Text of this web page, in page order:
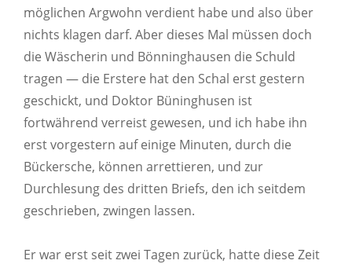
möglichen Argwohn verdient habe und also über
nichts klagen darf. Aber dieses Mal müssen doch
die Wäscherin und Bönninghausen die Schuld
tragen — die Erstere hat den Schal erst gestern
geschickt, und Doktor Büninghusen ist
fortwährend verreist gewesen, und ich habe ihn
erst vorgestern auf einige Minuten, durch die
Bückersche, können arrettieren, und zur
Durchlesung des dritten Briefs, den ich seitdem
geschrieben, zwingen lassen.
Er war erst seit zwei Tagen zurück, hatte diese Zeit